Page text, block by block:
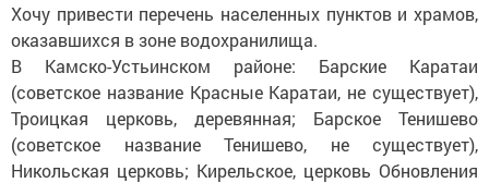
Хочу привести перечень населенных пунктов и храмов,
оказавшихся в зоне водохранилища.
В Камско-Устьинском районе: Барские Каратаи
(советское название Красные Каратаи, не существует),
Троицкая церковь, деревянная; Барское Тенишево
(советское название Тенишево, не существует),
Никольская церковь; Кирельское, церковь Обновления